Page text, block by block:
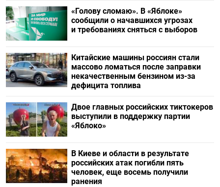
«Голову сломаю». В «Яблоке»
сообщили о начавшихся угрозах
и требованиях сняться с выборов
Китайские машины россиян стали
массово ломаться после заправки
некачественным бензином из-за
дефицита топлива
Двое главных российских тиктокеров
выступили в поддержку партии
«Яблоко»
В Киеве и области в результате
российских атак погибли пять
человек, еще восемь получили
ранения